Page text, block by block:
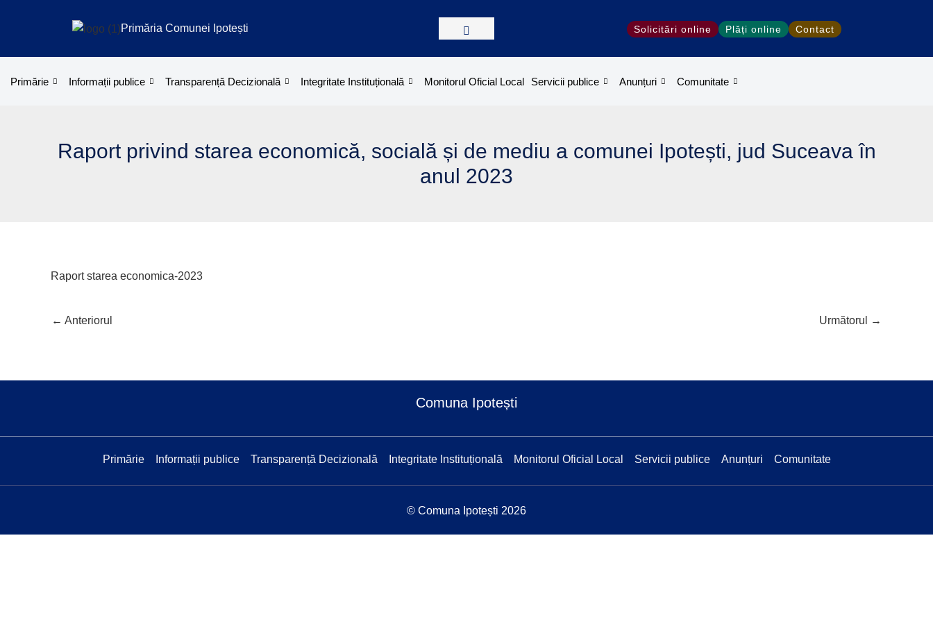
Primăria Comunei Ipotești Solicitări online Plăți online Contact
Primărie Informații publice Transparență Decizională Integritate Instituțională Monitorul Oficial Local Servicii publice Anunțuri Comunitate
Raport privind starea economică, socială și de mediu a comunei Ipotești, jud Suceava în
anul 2023
Raport starea economica-2023
← Anteriorul Următorul →
Comuna Ipotești
Primărie Informații publice Transparență Decizională Integritate Instituțională Monitorul Oficial Local Servicii publice Anunțuri Comunitate
© Comuna Ipotești 2026